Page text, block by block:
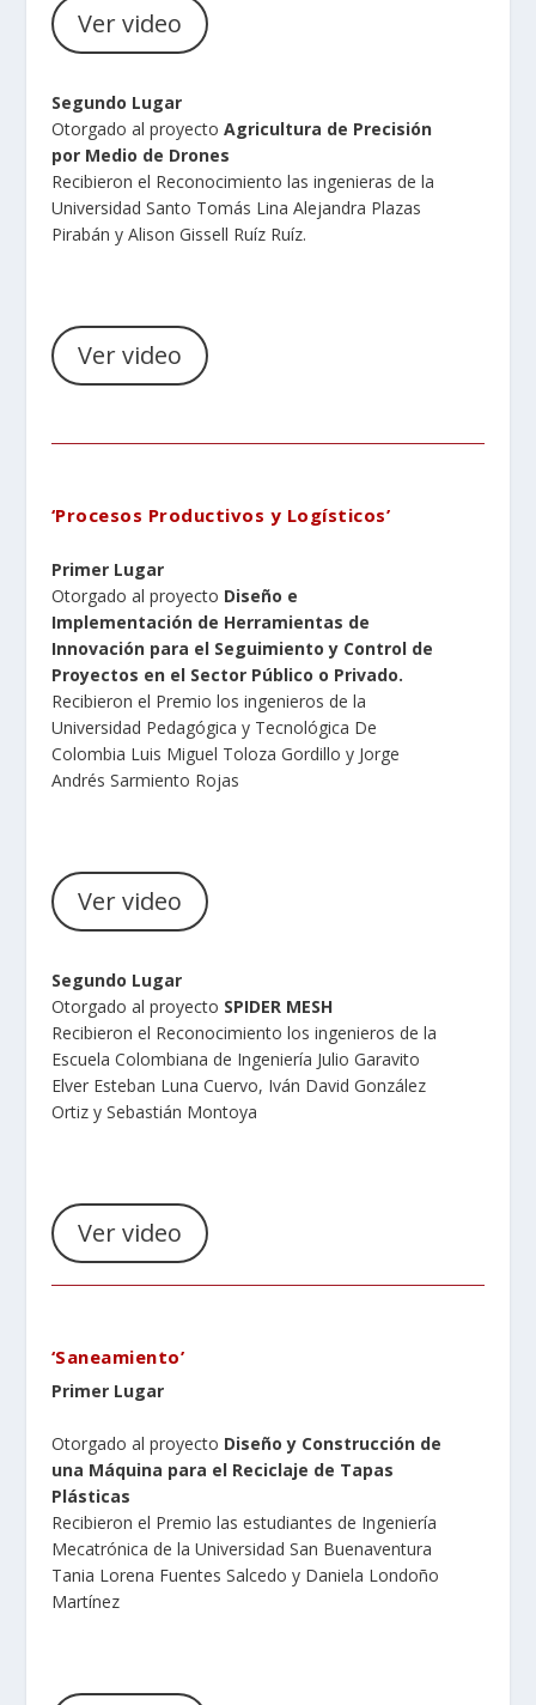
Ver video
Segundo Lugar
Otorgado al proyecto Agricultura de Precisión
por Medio de Drones
Recibieron el Reconocimiento las ingenieras de la
Universidad Santo Tomás Lina Alejandra Plazas
Pirabán y Alison Gissell Ruíz Ruíz.
Ver video
‘Procesos Productivos y Logísticos’
Primer Lugar
Otorgado al proyecto Diseño e
Implementación de Herramientas de
Innovación para el Seguimiento y Control de
Proyectos en el Sector Público o Privado.
Recibieron el Premio los ingenieros de la
Universidad Pedagógica y Tecnológica De
Colombia Luis Miguel Toloza Gordillo y Jorge
Andrés Sarmiento Rojas
Ver video
Segundo Lugar
Otorgado al proyecto SPIDER MESH
Recibieron el Reconocimiento los ingenieros de la
Escuela Colombiana de Ingeniería Julio Garavito
Elver Esteban Luna Cuervo, Iván David González
Ortiz y Sebastián Montoya
Ver video
‘Saneamiento’
Primer Lugar
Otorgado al proyecto Diseño y Construcción de
una Máquina para el Reciclaje de Tapas
Plásticas
Recibieron el Premio las estudiantes de Ingeniería
Mecatrónica de la Universidad San Buenaventura
Tania Lorena Fuentes Salcedo y Daniela Londoño
Martínez